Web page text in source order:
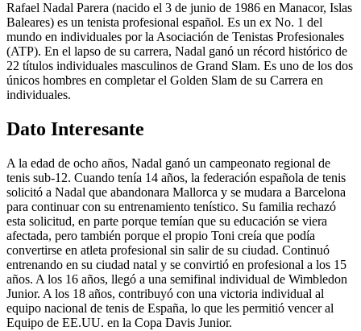
Rafael Nadal Parera (nacido el 3 de junio de 1986 en Manacor, Islas
Baleares) es un tenista profesional español. Es un ex No. 1 del
mundo en individuales por la Asociación de Tenistas Profesionales
(ATP). En el lapso de su carrera, Nadal ganó un récord histórico de
22 títulos individuales masculinos de Grand Slam. Es uno de los dos
únicos hombres en completar el Golden Slam de su Carrera en
individuales.
Dato Interesante
A la edad de ocho años, Nadal ganó un campeonato regional de
tenis sub-12. Cuando tenía 14 años, la federación española de tenis
solicitó a Nadal que abandonara Mallorca y se mudara a Barcelona
para continuar con su entrenamiento tenístico. Su familia rechazó
esta solicitud, en parte porque temían que su educación se viera
afectada, pero también porque el propio Toni creía que podía
convertirse en atleta profesional sin salir de su ciudad. Continuó
entrenando en su ciudad natal y se convirtió en profesional a los 15
años. A los 16 años, llegó a una semifinal individual de Wimbledon
Junior. A los 18 años, contribuyó con una victoria individual al
equipo nacional de tenis de España, lo que les permitió vencer al
Equipo de EE.UU. en la Copa Davis Junior.